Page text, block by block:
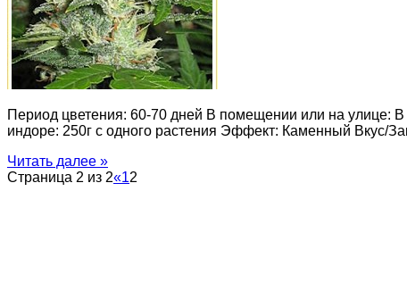
Период цветения: 60-70 дней В помещении или на улице:
индоре: 250г с одного растения Эффект: Каменный Вкус/
Читать далее »
Страница 2 из 2«12